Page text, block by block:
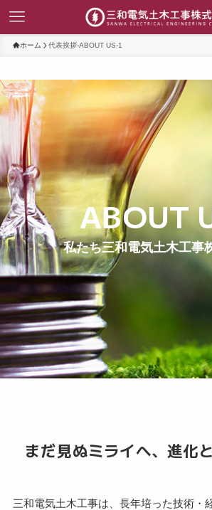
ホーム 代表挨拶-ABOUT US-1
ABOUT
私たち三和電気土木工事
まだ見ぬミライへ、進化
三和電気土木工事は、長年培った技術・